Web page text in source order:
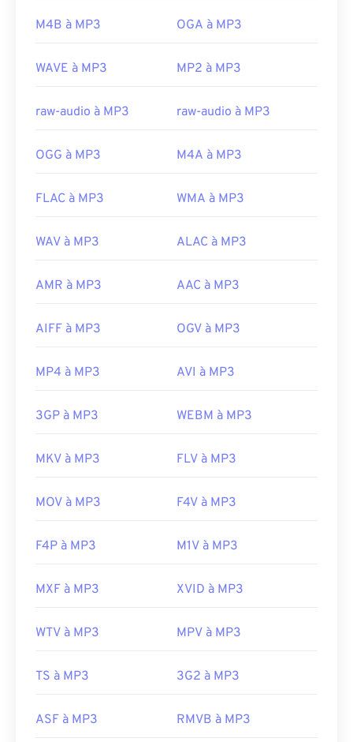
https://en.wikipedia.org/wiki/
une rançon en bitcoins, mais qui est heureusement
menace.
Experts Group
https://en.wikipedia.org/wiki/MP3
a/music-player-application-format.html
M4B à MP3 OGA à MP3
WAVE à MP3 MP2 à MP3
raw-audio à MP3 raw-audio à MP3
OGG à MP3 M4A à MP3
FLAC à MP3 WMA à MP3
WAV à MP3 ALAC à MP3
AMR à MP3 AAC à MP3
AIFF à MP3 OGV à MP3
MP4 à MP3 AVI à MP3
3GP à MP3 WEBM à MP3
MKV à MP3 FLV à MP3
MOV à MP3 F4V à MP3
F4P à MP3 M1V à MP3
MXF à MP3 XVID à MP3
WTV à MP3 MPV à MP3
TS à MP3 3G2 à MP3
ASF à MP3 RMVB à MP3